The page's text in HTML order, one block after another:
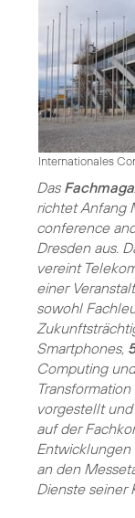
Internationales
Das
richtet Anfang
conference
Dresden aus.
vereint
einer
sowohl
Smartphones,
Computing
vorgestellt
auf der
an den
Dienste seiner